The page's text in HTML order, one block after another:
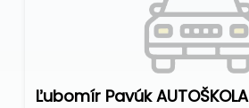
Ľubomír Pavúk AUTOŠKOLA